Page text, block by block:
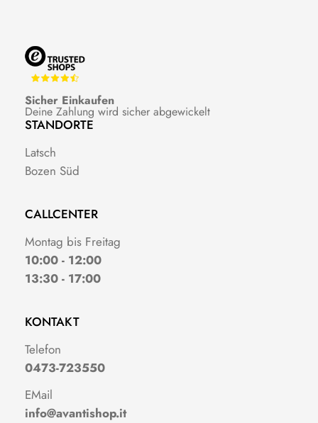
Sicher Einkaufen
Deine Zahlung wird sicher abgewickelt
STANDORTE
Latsch
Bozen Süd
CALLCENTER
Montag bis Freitag
10:00 - 12:00
13:30 - 17:00
KONTAKT
Telefon
0473-723550
EMail
info@avantishop.it